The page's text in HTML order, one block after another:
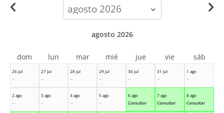
calendar-
month
26 jul
--
27 jul
--
28 jul
--
29 jul
--
30 jul
--
31 jul
--
1 ago
--
2 ago
--
3 ago
--
4 ago
--
5 ago
--
6 ago
Consultar
7 ago
Consultar
8 ago
Consultar
agosto 2026
dom lun mar mié jue vie sáb